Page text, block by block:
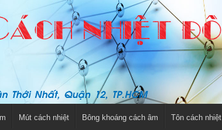
Mút cách nhiệt Bông khoáng cách âm Tôn cách nhiệt